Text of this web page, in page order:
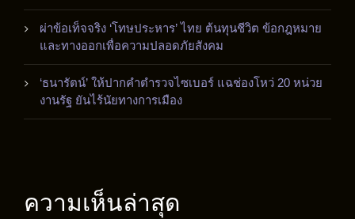
ผ่าข้อเท็จจริง ‘โทษประหาร’ ไทย ต้นทุนชีวิต ข้อกฎหมาย
และทางออกเพื่อความปลอดภัยสังคม
‘ธนารัตน์’ ให้ปากคำตำรวจไซเบอร์ แฉช่องโหว่ 20 หน่วย
งานรัฐ ยันไร้นัยทางการเมือง
ความเห็นล่าสุด